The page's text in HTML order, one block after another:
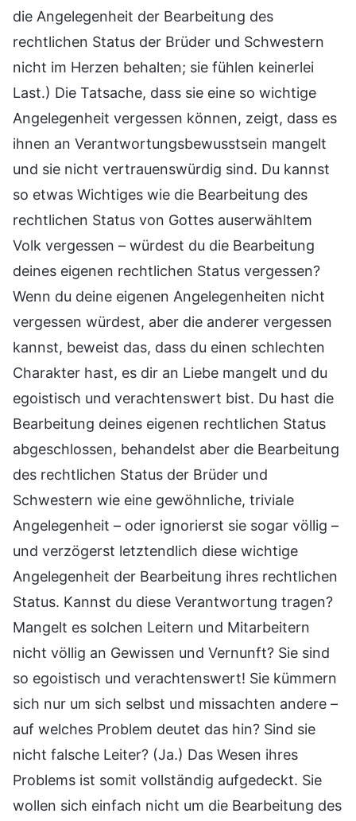
die Angelegenheit der Bearbeitung des
rechtlichen Status der Brüder und Schwestern
nicht im Herzen behalten; sie fühlen keinerlei
Last.) Die Tatsache, dass sie eine so wichtige
Angelegenheit vergessen können, zeigt, dass es
ihnen an Verantwortungsbewusstsein mangelt
und sie nicht vertrauenswürdig sind. Du kannst
so etwas Wichtiges wie die Bearbeitung des
rechtlichen Status von Gottes auserwähltem
Volk vergessen – würdest du die Bearbeitung
deines eigenen rechtlichen Status vergessen?
Wenn du deine eigenen Angelegenheiten nicht
vergessen würdest, aber die anderer vergessen
kannst, beweist das, dass du einen schlechten
Charakter hast, es dir an Liebe mangelt und du
egoistisch und verachtenswert bist. Du hast die
Bearbeitung deines eigenen rechtlichen Status
abgeschlossen, behandelst aber die Bearbeitung
des rechtlichen Status der Brüder und
Schwestern wie eine gewöhnliche, triviale
Angelegenheit – oder ignorierst sie sogar völlig –
und verzögerst letztendlich diese wichtige
Angelegenheit der Bearbeitung ihres rechtlichen
Status. Kannst du diese Verantwortung tragen?
Mangelt es solchen Leitern und Mitarbeitern
nicht völlig an Gewissen und Vernunft? Sie sind
so egoistisch und verachtenswert! Sie kümmern
sich nur um sich selbst und missachten andere –
auf welches Problem deutet das hin? Sind sie
nicht falsche Leiter? (Ja.) Das Wesen ihres
Problems ist somit vollständig aufgedeckt. Sie
wollen sich einfach nicht um die Bearbeitung des